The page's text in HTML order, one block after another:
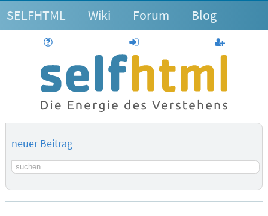
SELFHTML Wiki Forum Blog
anmelden
neuer Beitrag
Suchbegriff